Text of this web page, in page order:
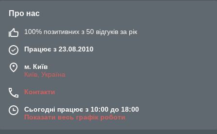
Про нас
100% позитивних з 50 відгуків за рік
Працює з 23.08.2010
м. Київ
Київ, Україна
Контакти
Сьогодні працює з 10:00 до 18:00
Показати весь графік роботи